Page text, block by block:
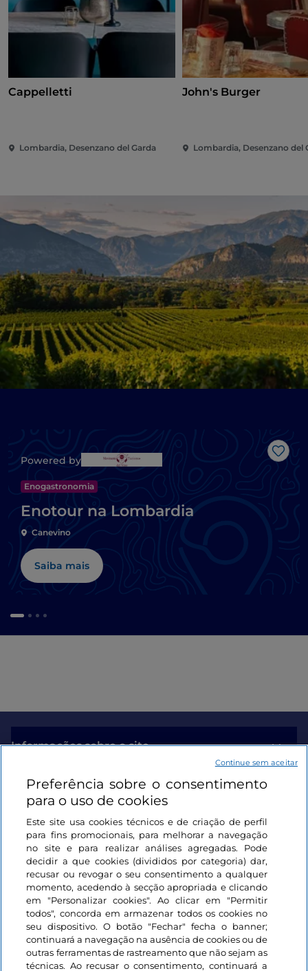
Cappelletti
Lombardia, Desenzano del Garda
John's Burger
Lombardia, Desenzano del
Powered by
Enogastronomia
Enotour na Lombardia
Canevino
Saiba mais
Informações sobre o site
Ligações úteis
Iniciar sessão
Mantenha-se em contacto
Preferência sobre o consentimento
para o uso de cookies
Este site usa cookies técnicos e de criação de perfil
para fins promocionais, para melhorar a navegação
no site e para realizar análises agregadas. Pode
decidir a que cookies (divididos por categoria) dar,
recusar ou revogar o seu consentimento a qualquer
momento, acedendo à secção apropriada e clicando
em "Personalizar cookies". Ao clicar em "Permitir
todos", concorda em armazenar todos os cookies no
seu dispositivo. O botão "Fechar" fecha o banner;
continuará a navegação na ausência de cookies ou de
outras ferramentas de rastreamento que não sejam as
técnicas. Ao recusar o consentimento, continuará a
Continue sem aceitar